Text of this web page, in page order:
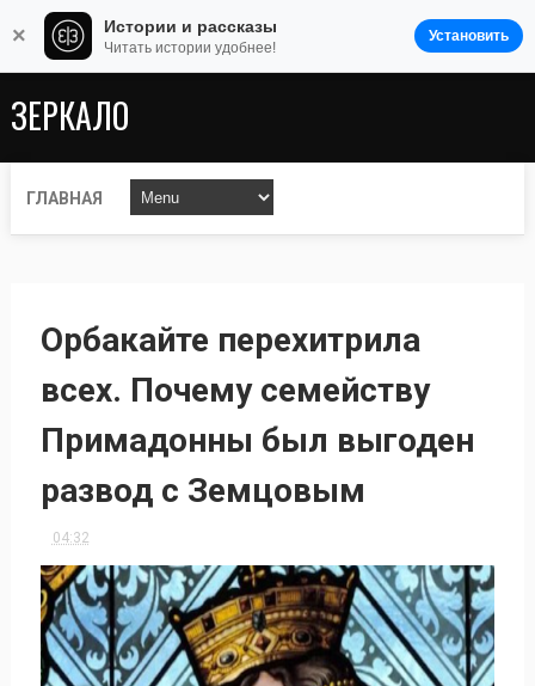
ЗЕРКАЛО
ГЛАВНАЯ
Орбакайте перехитрила
всех. Почему семейству
Примадонны был выгоден
развод с Земцовым
04:32
× Истории и рассказы
Читать истории удобнее!
Установить